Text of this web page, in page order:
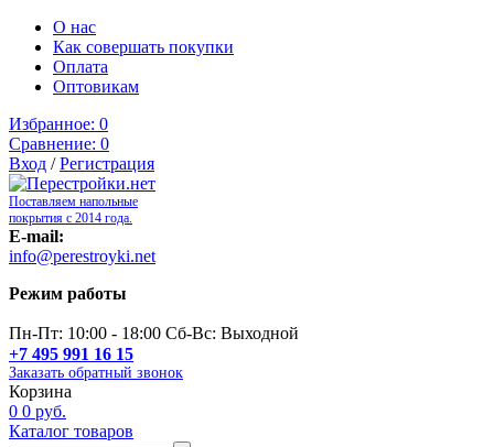
О нас
Как совершать покупки
Оплата
Оптовикам
Избранное: 0
Сравнение: 0
Вход /Регистрация
Поставляем напольные
покрытия с 2014 года.
E-mail:
info@perestroyki.net
Режим работы
Пн-Пт: 10:00 - 18:00 Сб-Вс: Выходной
+7 495 991 16 15
Заказать обратный звонок
Корзина
0 0 руб.
Каталог товаров